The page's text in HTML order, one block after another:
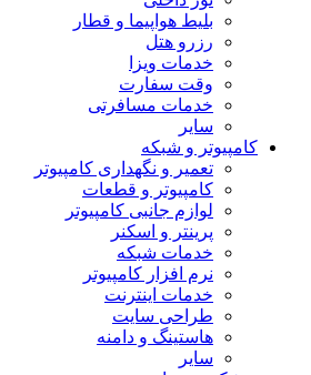
بلیط هواپیما و قطار
رزرو هتل
خدمات ویزا
وقت سفارت
خدمات مسافرتی
سایر
کامپیوتر و شبکه
تعمیر و نگهداری کامپیوتر
کامپیوتر و قطعات
لوازم جانبی کامپیوتر
پرینتر و اسکنر
خدمات شبکه
نرم افزار کامپیوتر
خدمات اینترنت
طراحی سایت
هاستینگ و دامنه
سایر